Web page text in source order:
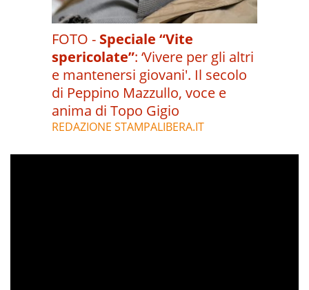
FOTO - Speciale “Vite
spericolate”: ‘Vivere per gli altri
e mantenersi giovani'. Il secolo
di Peppino Mazzullo, voce e
anima di Topo Gigio
REDAZIONE STAMPALIBERA.IT